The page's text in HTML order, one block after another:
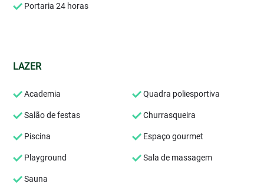
Portaria 24 horas
LAZER
Academia Quadra poliesportiva
Salão de festas Churrasqueira
Piscina Espaço gourmet
Playground Sala de massagem
Sauna